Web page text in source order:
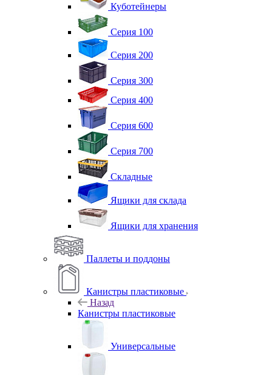
Куботейнеры
Серия 100
Серия 200
Серия 300
Серия 400
Серия 600
Серия 700
Складные
Ящики для склада
Ящики для хранения
Паллеты и поддоны
Канистры пластиковые
Назад
Канистры пластиковые
Универсальные